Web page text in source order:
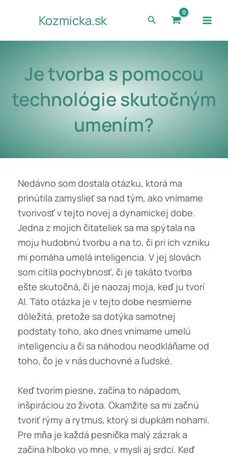
Kozmicka.sk Hľadať
Je tvorba s pomocou
technológie skutočným
umením?
Nedávno som dostala otázku, ktorá ma
prinútila zamyslieť sa nad tým, ako vnímame
tvorivosť v tejto novej a dynamickej dobe.
Jedna z mojich čitateliek sa ma spýtala na
moju hudobnú tvorbu a na to, či pri ich vzniku
mi pomáha umelá inteligencia. V jej slovách
som cítila pochybnosť, či je takáto tvorba
ešte skutočná, či je naozaj moja, keď ju tvorí
AI. Táto otázka je v tejto dobe nesmierne
dôležitá, pretože sa dotýka samotnej
podstaty toho, ako dnes vnímame umelú
inteligenciu a či sa náhodou neodkláňame od
toho, čo je v nás duchovné a ľudské.
Keď tvorím piesne, začína to nápadom,
inšpiráciou zo života. Okamžite sa mi začnú
tvoriť rýmy a rytmus, ktorý si dupkám nohami.
Pre mňa je každá pesnička malý zázrak a
začína hlboko vo mne, v mysli aj srdci. Keď